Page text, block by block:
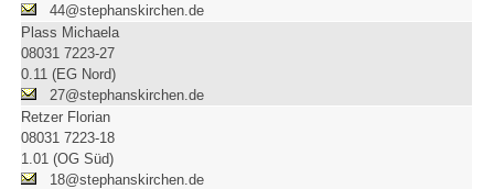
44@stephanskirchen.de
Plass Michaela
08031 7223-27
0.11 (EG Nord)
27@stephanskirchen.de
Retzer Florian
08031 7223-18
1.01 (OG Süd)
18@stephanskirchen.de